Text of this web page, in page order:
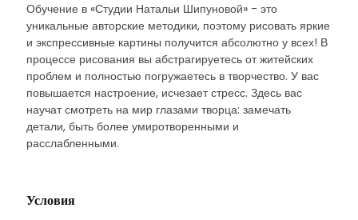
Обучение в «Студии Натальи Шипуновой» - это
уникальные авторские методики, поэтому рисовать яркие
и экспрессивные картины получится абсолютно у всех! В
процессе рисования вы абстрагируетесь от житейских
проблем и полностью погружаетесь в творчество. У вас
повышается настроение, исчезает стресс. Здесь вас
научат смотреть на мир глазами творца: замечать
детали, быть более умиротворенными и
расслабленными.
Условия